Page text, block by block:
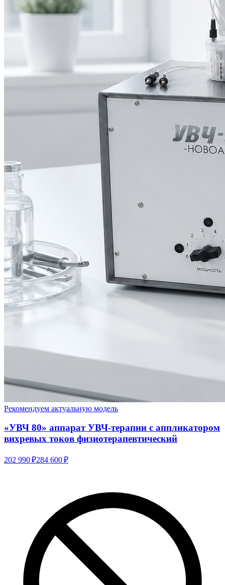
Рекомендуем актуальную модель
«УВЧ 80» аппарат УВЧ-терапии с аппликатором
вихревых токов физиотерапевтический
202 990 ₽284 600 ₽